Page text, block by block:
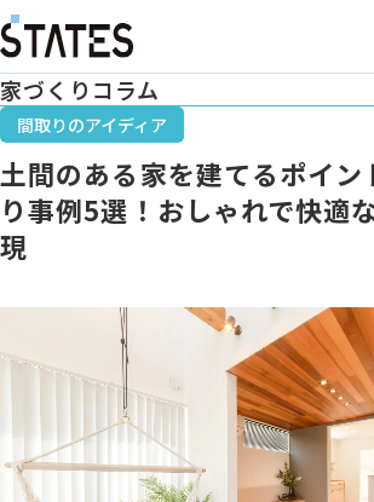
ステーツについて
商品ラインナップ
イベント情報
建売・土地情報
企業情報
家づくりコラム
間取りのアイディア
土間のある家を建てるポイン
り事例5選！おしゃれで快適
現